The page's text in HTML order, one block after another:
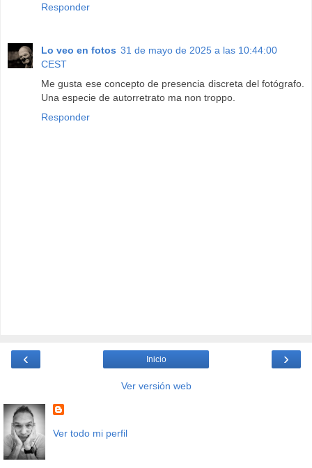
Responder
Lo veo en fotos 31 de mayo de 2025 a las 10:44:00
CEST
Me gusta ese concepto de presencia discreta del fotógrafo.
Una especie de autorretrato ma non troppo.
Responder
‹ ›
Inicio
Ver versión web
Ver todo mi perfil